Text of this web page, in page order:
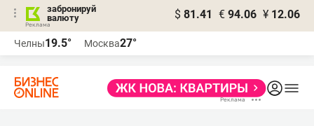
забронируй
валюту
$ 81.41 € 94.06 ¥ 12.06
Челны19.5° Москва27°